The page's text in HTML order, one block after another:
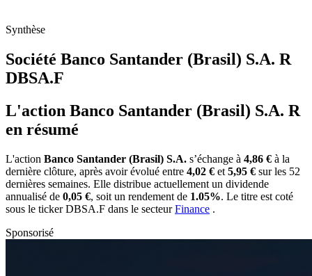
Synthèse
Société Banco Santander (Brasil) S.A. R
DBSA.F
L'action Banco Santander (Brasil) S.A. R
en résumé
L'action Banco Santander (Brasil) S.A. s’échange à 4,86 € à la
dernière clôture, après avoir évolué entre 4,02 € et 5,95 € sur les 52
dernières semaines. Elle distribue actuellement un dividende
annualisé de 0,05 €, soit un rendement de 1.05%. Le titre est coté
sous le tickerDBSA.F dans le secteurFinance .
Sponsorisé